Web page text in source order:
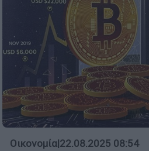
Οικονομία|22.08.2025 08:54